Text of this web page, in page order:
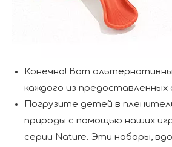
Конечно! Вот
каждого из
Погрузите детей в
природы с помощью наших
серии Nature. Эти наборы,